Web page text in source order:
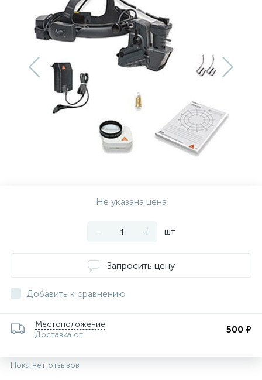
Не указана цена
- + шт
Запросить цену
Добавить к сравнению
Местоположение
Доставка от
500 ₽
Пока нет отзывов